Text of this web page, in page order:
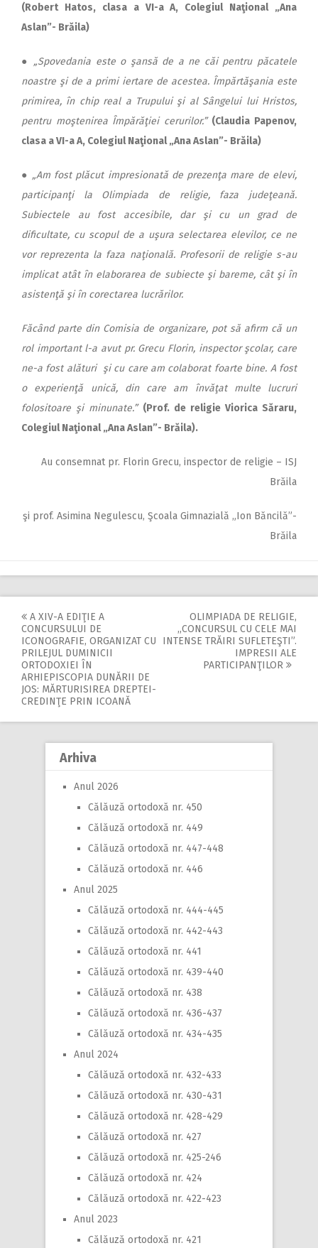
(Robert Hatos, clasa a VI-a A, Colegiul Naţional „Ana
Aslan”- Brăila)
●
„Spovedania este o şansă de a ne căi pentru păcatele
noastre şi de a primi iertare de acestea. Împărtăşania este
primirea, în chip real a Trupului şi al Sângelui lui Hristos,
pentru moştenirea Împărăţiei cerurilor.” (Claudia Papenov,
clasa a VI-a A, Colegiul Naţional „Ana Aslan”- Brăila)
● „Am fost plăcut impresionată de prezenţa mare de elevi,
participanţi la Olimpiada de religie, faza judeţeană.
Subiectele au fost accesibile, dar şi cu un grad de
dificultate, cu scopul de a uşura selectarea elevilor, ce ne
vor reprezenta la faza naţională. Profesorii de religie s-au
implicat atât în elaborarea de subiecte şi bareme, cât şi în
asistenţă şi în corectarea lucrărilor.
Făcând parte din Comisia de organizare, pot să afirm că un
rol important l-a avut pr. Grecu Florin, inspector şcolar, care
ne-a fost alături şi cu care am colaborat foarte bine. A fost
o experienţă unică, din care am învăţat multe lucruri
folositoare şi minunate.” (Prof. de religie Viorica Săraru,
Colegiul Naţional „Ana Aslan”- Brăila).
Au consemnat pr. Florin Grecu, inspector de religie – ISJ
Brăila
şi prof. Asimina Negulescu, Şcoala Gimnazială „Ion Băncilă”-
Brăila
Post
navigation
A XIV-A EDIŢIE A
CONCURSULUI DE
ICONOGRAFIE, ORGANIZAT CU
PRILEJUL DUMINICII
ORTODOXIEI ÎN
ARHIEPISCOPIA DUNĂRII DE
JOS: MĂRTURISIREA DREPTEI-
CREDINŢE PRIN ICOANĂ
OLIMPIADA DE RELIGIE,
,,CONCURSUL CU CELE MAI
INTENSE TRĂIRI SUFLETEŞTI”.
IMPRESII ALE
PARTICIPANŢILOR
Arhiva
Anul 2026
Călăuză ortodoxă nr. 450
Călăuză ortodoxă nr. 449
Călăuză ortodoxă nr. 447-448
Călăuză ortodoxă nr. 446
Anul 2025
Călăuză ortodoxă nr. 444-445
Călăuză ortodoxă nr. 442-443
Călăuză ortodoxă nr. 441
Călăuză ortodoxă nr. 439-440
Călăuză ortodoxă nr. 438
Călăuză ortodoxă nr. 436-437
Călăuză ortodoxă nr. 434-435
Anul 2024
Călăuză ortodoxă nr. 432-433
Călăuză ortodoxă nr. 430-431
Călăuză ortodoxă nr. 428-429
Călăuză ortodoxă nr. 427
Călăuză ortodoxă nr. 425-246
Călăuză ortodoxă nr. 424
Călăuză ortodoxă nr. 422-423
Anul 2023
Călăuză ortodoxă nr. 421